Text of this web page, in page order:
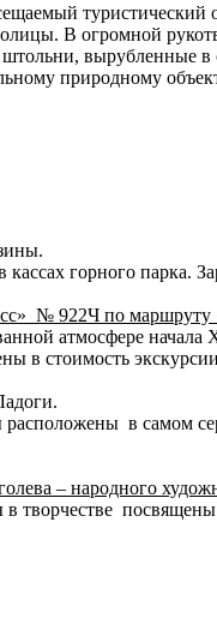
туристический
В огромной
вырубленные
природному
горного парка.
№ 922Ч по маршруту
атмосфере
в стоимость
в самом
– народного
творчестве